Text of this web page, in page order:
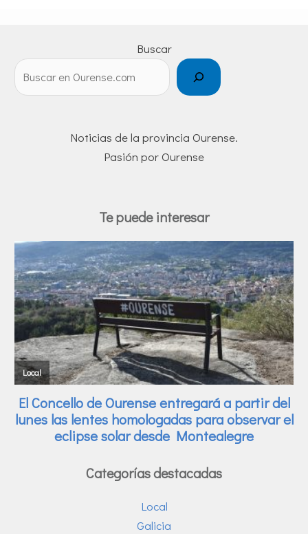
Buscar
Noticias de la provincia Ourense.
Pasión por Ourense
Te puede interesar
Categorías destacadas
Local
Galicia